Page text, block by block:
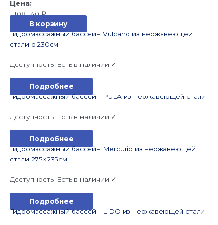
1 108 140₽
В корзину
Гидромассажный бассейн Vulcano из нержавеющей
стали d.230см
Доступность: Есть в наличии ✓
Подробнее
Гидромассажный бассейн PULA из нержавеющей стали
Доступность: Есть в наличии ✓
Подробнее
Гидромассажный бассейн Mercurio из нержавеющей
стали 275×235см
Доступность: Есть в наличии ✓
Подробнее
Гидромассажный бассейн LIDO из нержавеющей стали